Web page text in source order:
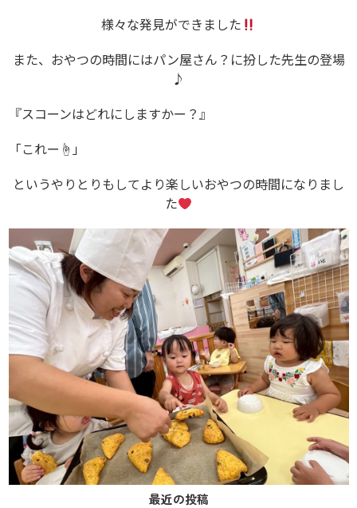
様々な発見ができました
また、おやつの時間にはパン屋さん？に扮した先生の登場
♪
『スコーンはどれにしますかー？』
「これー☝️」
というやりとりもしてより楽しいおやつの時間になりまし
た
最近の投稿